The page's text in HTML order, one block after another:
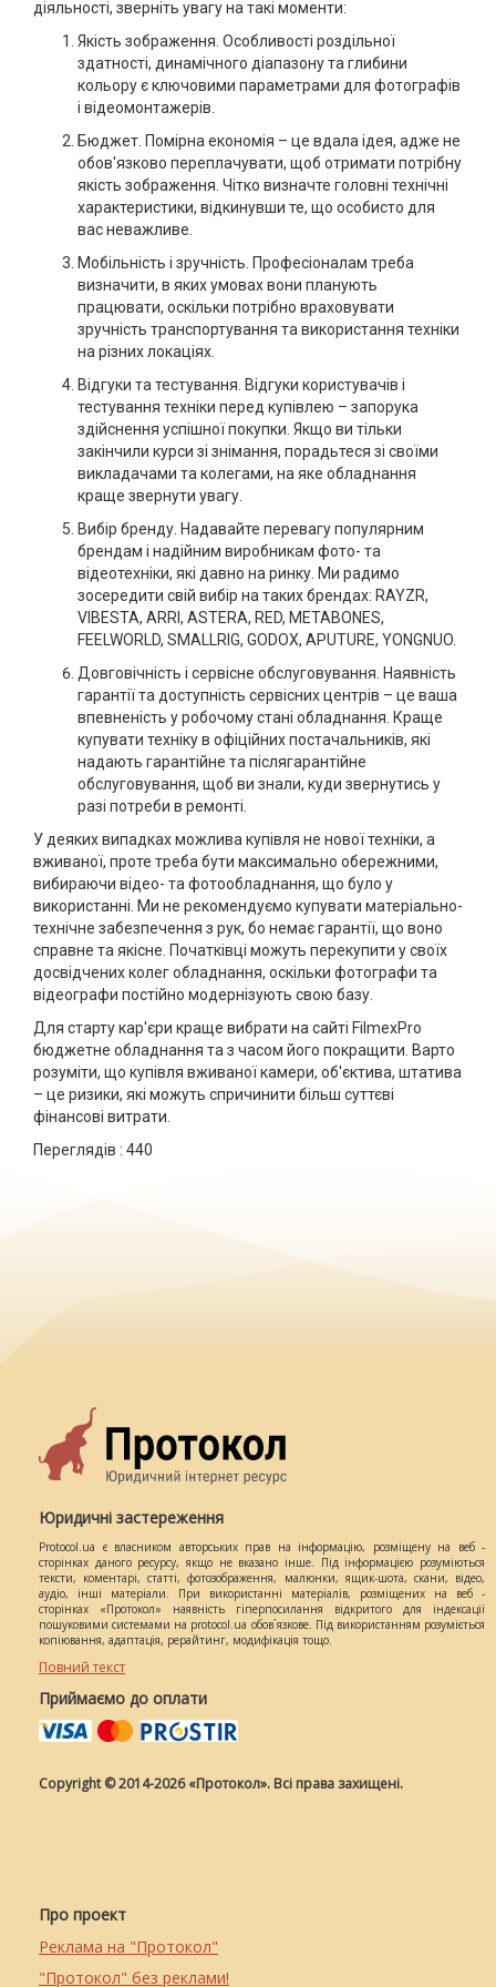
діяльності, зверніть увагу на такі моменти:
Якість зображення. Особливості роздільної
здатності, динамічного діапазону та глибини
кольору є ключовими параметрами для фотографів
і відеомонтажерів.
Бюджет. Помірна економія – це вдала ідея, адже не
обов'язково переплачувати, щоб отримати потрібну
якість зображення. Чітко визначте головні технічні
характеристики, відкинувши те, що особисто для
вас неважливе.
Мобільність і зручність. Професіоналам треба
визначити, в яких умовах вони планують
працювати, оскільки потрібно враховувати
зручність транспортування та використання техніки
на різних локаціях.
Відгуки та тестування. Відгуки користувачів і
тестування техніки перед купівлею – запорука
здійснення успішної покупки. Якщо ви тільки
закінчили курси зі знімання, порадьтеся зі своїми
викладачами та колегами, на яке обладнання
краще звернути увагу.
Вибір бренду. Надавайте перевагу популярним
брендам і надійним виробникам фото- та
відеотехніки, які давно на ринку. Ми радимо
зосередити свій вибір на таких брендах: RAYZR,
VIBESTA, ARRI, ASTERA, RED, METABONES,
FEELWORLD, SMALLRIG, GODOX, APUTURE, YONGNUO.
Довговічність і сервісне обслуговування. Наявність
гарантії та доступність сервісних центрів – це ваша
впевненість у робочому стані обладнання. Краще
купувати техніку в офіційних постачальників, які
надають гарантійне та післягарантійне
обслуговування, щоб ви знали, куди звернутись у
разі потреби в ремонті.
У деяких випадках можлива купівля не нової техніки, а
вживаної, проте треба бути максимально обережними,
вибираючи відео- та фотообладнання, що було у
використанні. Ми не рекомендуємо купувати матеріально-
технічне забезпечення з рук, бо немає гарантії, що воно
справне та якісне. Початківці можуть перекупити у своїх
досвідчених колег обладнання, оскільки фотографи та
відеографи постійно модернізують свою базу.
Для старту кар'єри краще вибрати на сайті FilmexPro
бюджетне обладнання та з часом його покращити. Варто
розуміти, що купівля вживаної камери, об'єктива, штатива
– це ризики, які можуть спричинити більш суттєві
фінансові витрати.
Переглядів : 440
Юридичні застереження
Protocol.ua є власником авторських прав на інформацію, розміщену на веб -
сторінках даного ресурсу, якщо не вказано інше. Під інформацією розуміються
тексти, коментарі, статті, фотозображення, малюнки, ящик-шота, скани, відео,
аудіо, інші матеріали. При використанні матеріалів, розміщених на веб -
сторінках «Протокол» наявність гіперпосилання відкритого для індексації
пошуковими системами на protocol.ua обов`язкове. Під використанням розуміється
копіювання, адаптація, рерайтинг, модифікація тощо.
Повний текст
Приймаємо до оплати
Copyright © 2014-2026 «Протокол». Всі права захищені.
Про проект
Реклама на "Протокол"
"Протокол" без реклами!